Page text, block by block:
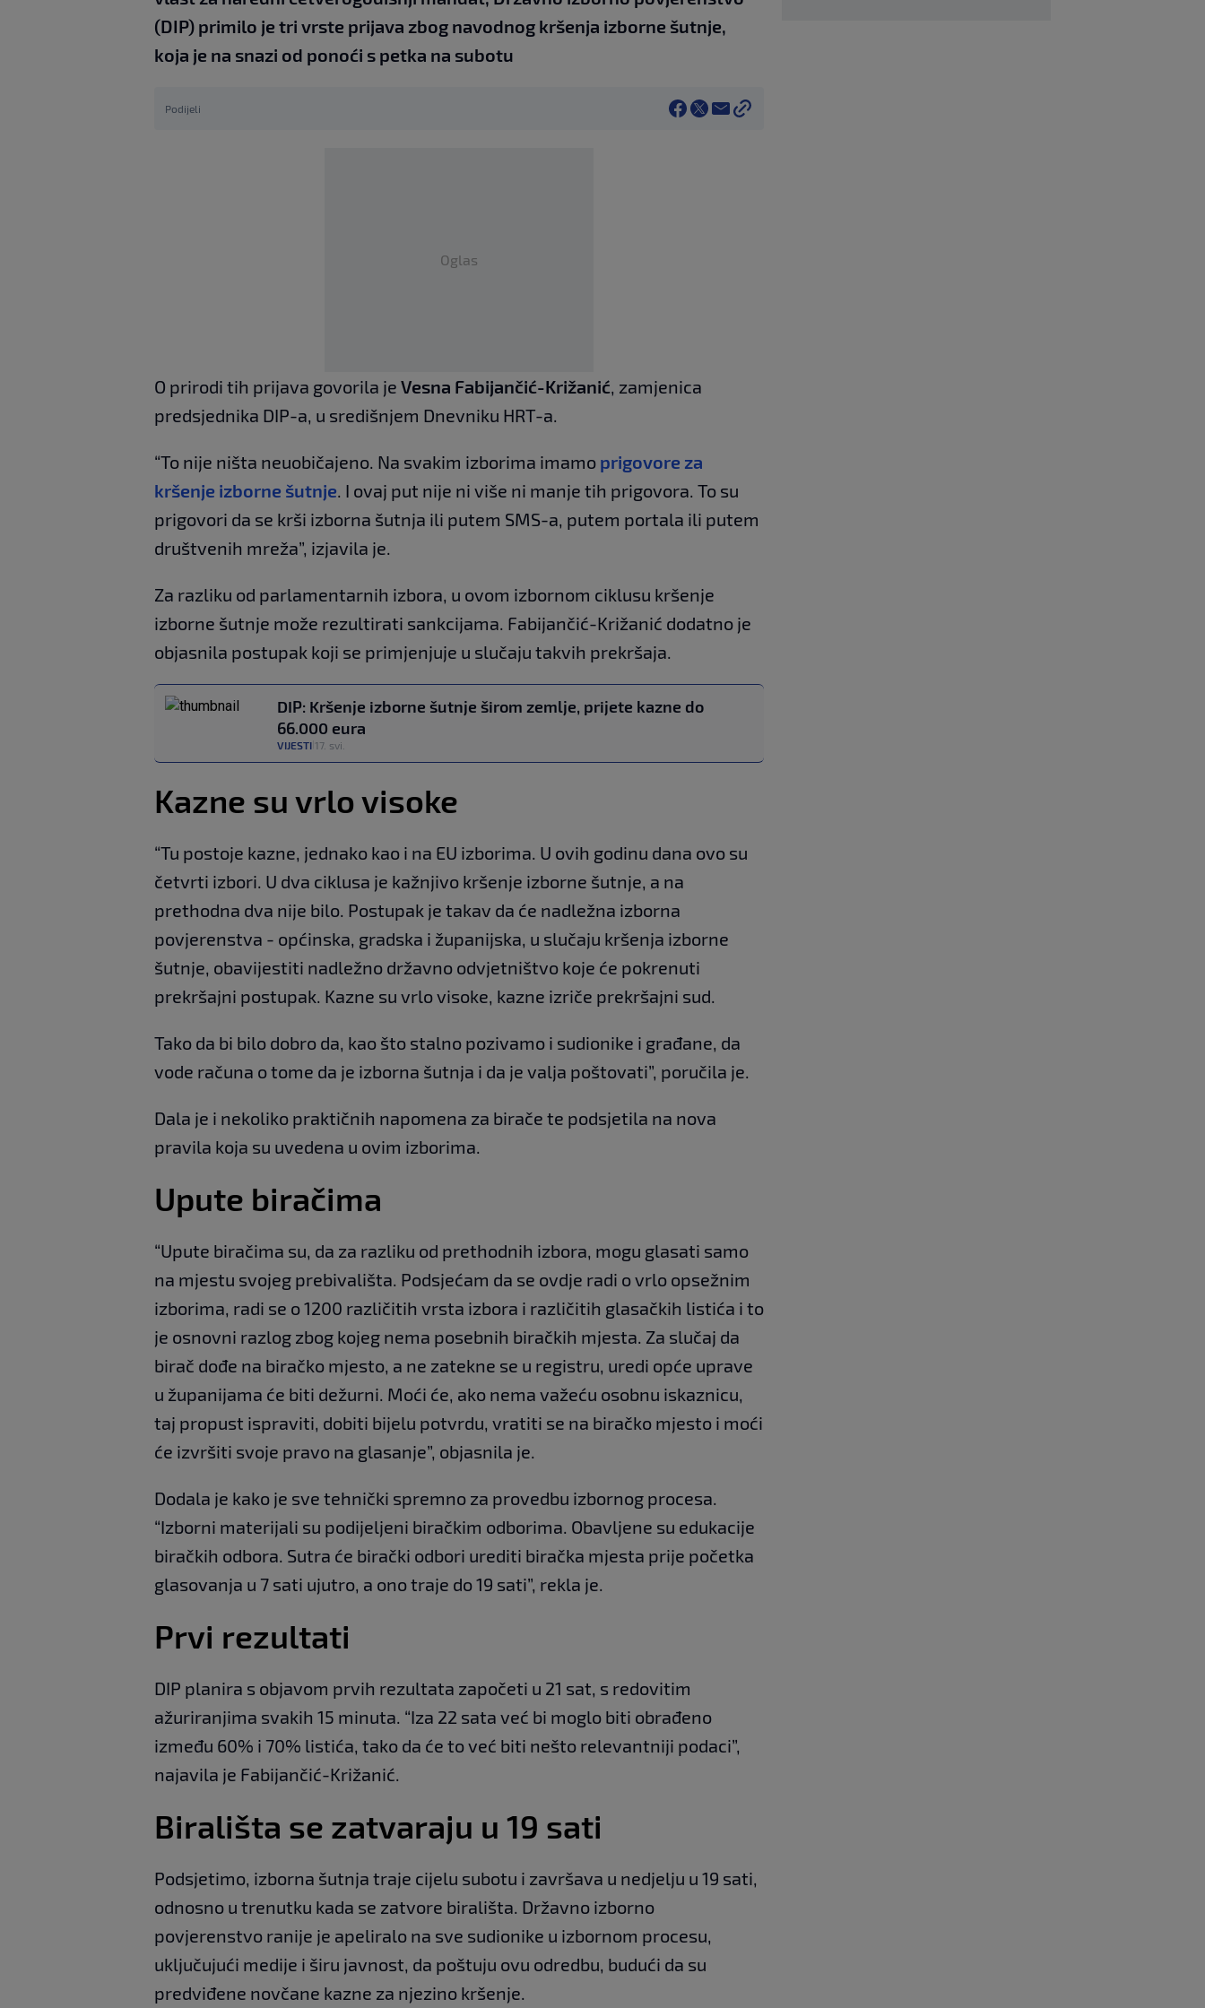
(DIP) primilo je tri vrste prijava zbog navodnog kršenja izborne šutnje,
koja je na snazi od ponoći s petka na subotu
Podijeli
Oglas
O prirodi tih prijava govorila je Vesna Fabijančić-Križanić , zamjenica
predsjednika DIP-a, u središnjem Dnevniku HRT-a.
“To nije ništa neuobičajeno. Na svakim izborima imamo prigovore za
kršenje izborne šutnje . I ovaj put nije ni više ni manje tih prigovora. To su
prigovori da se krši izborna šutnja ili putem SMS-a, putem portala ili putem
društvenih mreža”, izjavila je.
Za razliku od parlamentarnih izbora, u ovom izbornom ciklusu kršenje
izborne šutnje može rezultirati sankcijama. Fabijančić-Križanić dodatno je
objasnila postupak koji se primjenjuje u slučaju takvih prekršaja.
DIP: Kršenje izborne šutnje širom zemlje, prijete kazne do
66.000 eura
VIJESTI 17. svi.
Kazne su vrlo visoke
“Tu postoje kazne, jednako kao i na EU izborima. U ovih godinu dana ovo su
četvrti izbori. U dva ciklusa je kažnjivo kršenje izborne šutnje, a na
prethodna dva nije bilo. Postupak je takav da će nadležna izborna
povjerenstva - općinska, gradska i županijska, u slučaju kršenja izborne
šutnje, obavijestiti nadležno državno odvjetništvo koje će pokrenuti
prekršajni postupak. Kazne su vrlo visoke, kazne izriče prekršajni sud.
Tako da bi bilo dobro da, kao što stalno pozivamo i sudionike i građane, da
vode računa o tome da je izborna šutnja i da je valja poštovati”, poručila je.
Dala je i nekoliko praktičnih napomena za birače te podsjetila na nova
pravila koja su uvedena u ovim izborima.
Upute biračima
“Upute biračima su, da za razliku od prethodnih izbora, mogu glasati samo
na mjestu svojeg prebivališta. Podsjećam da se ovdje radi o vrlo opsežnim
izborima, radi se o 1200 različitih vrsta izbora i različitih glasačkih listića i to
je osnovni razlog zbog kojeg nema posebnih biračkih mjesta. Za slučaj da
birač dođe na biračko mjesto, a ne zatekne se u registru, uredi opće uprave
u županijama će biti dežurni. Moći će, ako nema važeću osobnu iskaznicu,
taj propust ispraviti, dobiti bijelu potvrdu, vratiti se na biračko mjesto i moći
će izvršiti svoje pravo na glasanje”, objasnila je.
Dodala je kako je sve tehnički spremno za provedbu izbornog procesa.
“Izborni materijali su podijeljeni biračkim odborima. Obavljene su edukacije
biračkih odbora. Sutra će birački odbori urediti biračka mjesta prije početka
glasovanja u 7 sati ujutro, a ono traje do 19 sati”, rekla je.
Prvi rezultati
DIP planira s objavom prvih rezultata započeti u 21 sat, s redovitim
ažuriranjima svakih 15 minuta. “Iza 22 sata već bi moglo biti obrađeno
između 60% i 70% listića, tako da će to već biti nešto relevantniji podaci”,
najavila je Fabijančić-Križanić.
Birališta se zatvaraju u 19 sati
Podsjetimo, izborna šutnja traje cijelu subotu i završava u nedjelju u 19 sati,
odnosno u trenutku kada se zatvore birališta. Državno izborno
povjerenstvo ranije je apeliralo na sve sudionike u izbornom procesu,
uključujući medije i širu javnost, da poštuju ovu odredbu, budući da su
predviđene novčane kazne za njezino kršenje.